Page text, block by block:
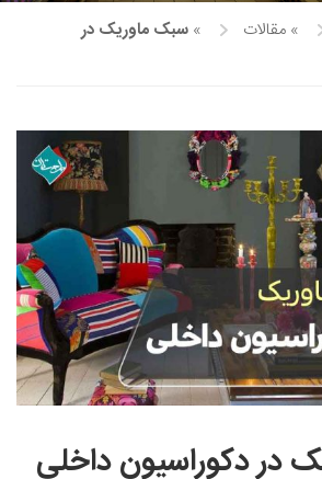
لباس
داخلی
» مقالات » سبک ماوریک در
در دکوراسیون داخلی